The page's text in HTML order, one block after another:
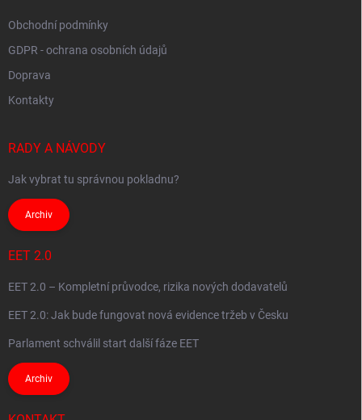
Obchodní podmínky
GDPR - ochrana osobních údajů
Doprava
Kontakty
RADY A NÁVODY
Jak vybrat tu správnou pokladnu?
Archiv
EET 2.0
EET 2.0 – Kompletní průvodce, rizika nových dodavatelů
EET 2.0: Jak bude fungovat nová evidence tržeb v Česku
Parlament schválil start další fáze EET
Archiv